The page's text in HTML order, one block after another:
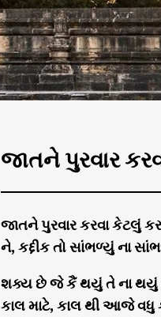
જાતને પુરવાર
જાતને પુરવાર કરવા કેટલું
ને, કદ્દીક તો સાંભળ્યું ના
શક્ય છે જે કૈં થયું તે ના થયું
કાલ માટે, કાલ થી આજે વધુ